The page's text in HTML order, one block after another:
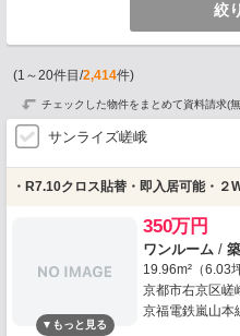
絞
(1 ～20件目/2,414件)
チェックした物件をまとめて資料請求(
サンライズ嵯峨
・R7.10クロス貼替・即入居可能・２
350万円
ワンルーム /
19.96m²（6.03
京都市右京区嵯
京福電鉄嵐山本